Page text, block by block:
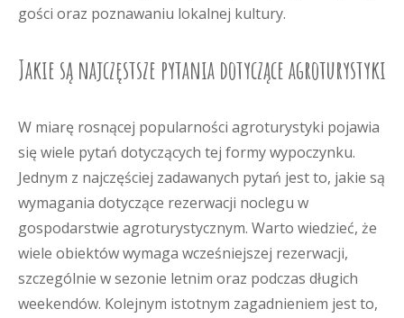
gości oraz poznawaniu lokalnej kultury.
Jakie są najczęstsze pytania dotyczące agroturystyki
W miarę rosnącej popularności agroturystyki pojawia
się wiele pytań dotyczących tej formy wypoczynku.
Jednym z najczęściej zadawanych pytań jest to, jakie są
wymagania dotyczące rezerwacji noclegu w
gospodarstwie agroturystycznym. Warto wiedzieć, że
wiele obiektów wymaga wcześniejszej rezerwacji,
szczególnie w sezonie letnim oraz podczas długich
weekendów. Kolejnym istotnym zagadnieniem jest to,